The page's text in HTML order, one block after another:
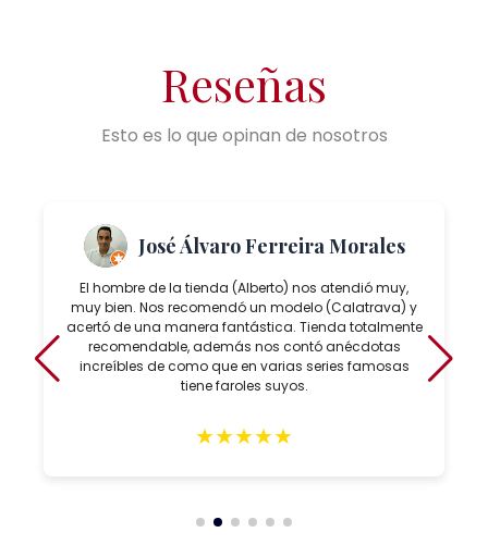
Reseñas
Esto es lo que opinan de nosotros
José Álvaro Ferreira Morales
El hombre de la tienda (Alberto) nos atendió muy,
muy bien. Nos recomendó un modelo (Calatrava) y
acertó de una manera fantástica. Tienda totalmente
recomendable, además nos contó anécdotas
increíbles de como que en varias series famosas
tiene faroles suyos.
★★★★★